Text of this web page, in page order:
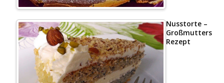
Nusstorte –
Großmutters
Rezept